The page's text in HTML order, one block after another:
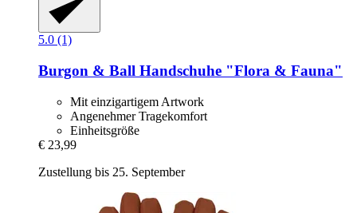
5.0 (1)
Burgon & Ball Handschuhe "Flora & Fauna"
Mit einzigartigem Artwork
Angenehmer Tragekomfort
Einheitsgröße
€ 23,99
Zustellung bis 25. September